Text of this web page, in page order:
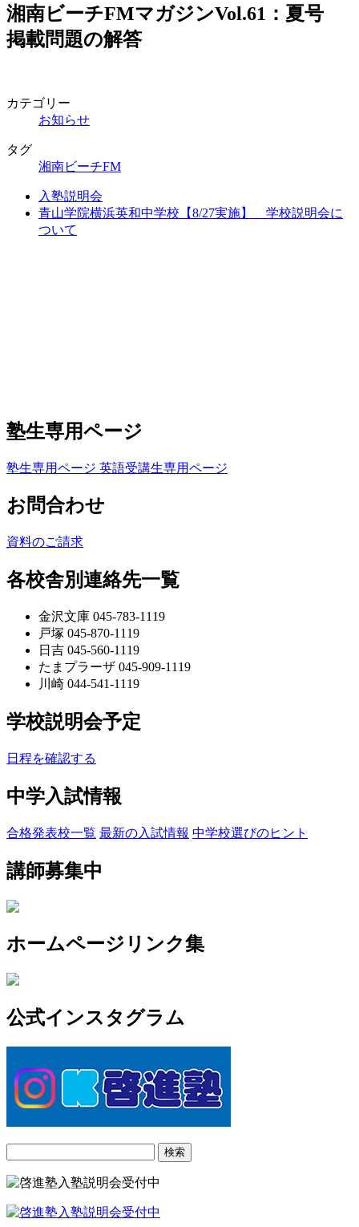
湘南ビーチFMマガジンVol.61：夏号
掲載問題の解答
カテゴリー
お知らせ
タグ
湘南ビーチFM
入塾説明会
青山学院横浜英和中学校【8/27実施】 学校説明会に
ついて
塾生専用ページ
塾生専用ページ 英語受講生専用ページ
お問合わせ
資料のご請求
各校舎別連絡先一覧
金沢文庫 045-783-1119
戸塚 045-870-1119
日吉 045-560-1119
たまプラーザ 045-909-1119
川崎 044-541-1119
学校説明会予定
日程を確認する
中学入試情報
合格発表校一覧 最新の入試情報 中学校選びのヒント
講師募集中
ホームページリンク集
公式インスタグラム